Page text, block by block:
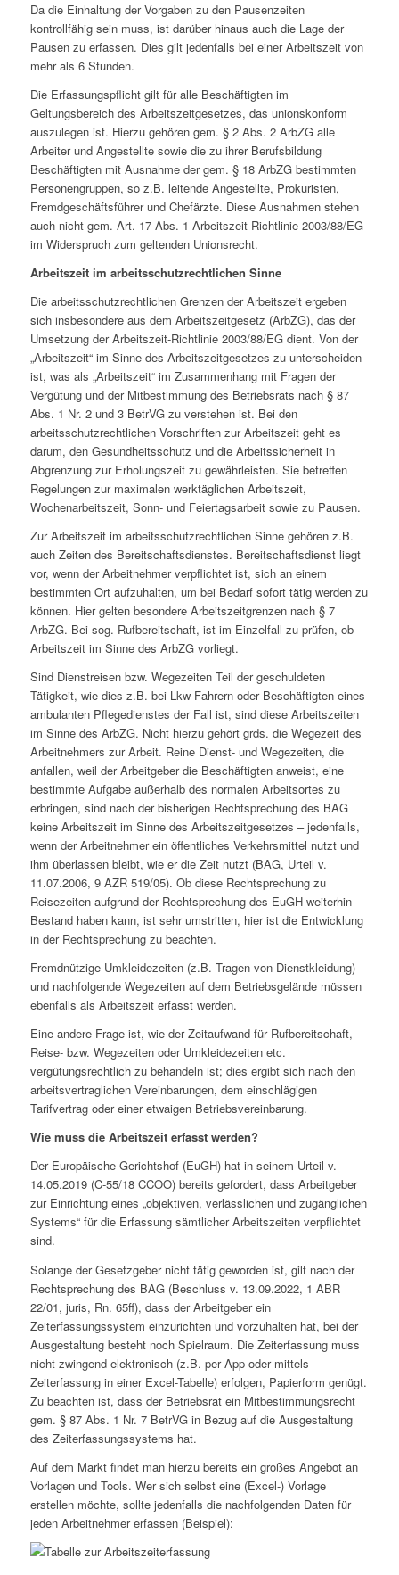
Da die Einhaltung der Vorgaben zu den Pausenzeiten
kontrollfähig sein muss, ist darüber hinaus auch die Lage der
Pausen zu erfassen. Dies gilt jedenfalls bei einer Arbeitszeit von
mehr als 6 Stunden.
Die Erfassungspflicht gilt für alle Beschäftigten im
Geltungsbereich des Arbeitszeitgesetzes, das unionskonform
auszulegen ist. Hierzu gehören gem. § 2 Abs. 2 ArbZG alle
Arbeiter und Angestellte sowie die zu ihrer Berufsbildung
Beschäftigten mit Ausnahme der gem. § 18 ArbZG bestimmten
Personengruppen, so z.B. leitende Angestellte, Prokuristen,
Fremdgeschäftsführer und Chefärzte. Diese Ausnahmen stehen
auch nicht gem. Art. 17 Abs. 1 Arbeitszeit-Richtlinie 2003/88/EG
im Widerspruch zum geltenden Unionsrecht.
Arbeitszeit im arbeitsschutzrechtlichen Sinne
Die arbeitsschutzrechtlichen Grenzen der Arbeitszeit ergeben
sich insbesondere aus dem Arbeitszeitgesetz (ArbZG), das der
Umsetzung der Arbeitszeit-Richtlinie 2003/88/EG dient. Von der
„Arbeitszeit“ im Sinne des Arbeitszeitgesetzes zu unterscheiden
ist, was als „Arbeitszeit“ im Zusammenhang mit Fragen der
Vergütung und der Mitbestimmung des Betriebsrats nach § 87
Abs. 1 Nr. 2 und 3 BetrVG zu verstehen ist. Bei den
arbeitsschutzrechtlichen Vorschriften zur Arbeitszeit geht es
darum, den Gesundheitsschutz und die Arbeitssicherheit in
Abgrenzung zur Erholungszeit zu gewährleisten. Sie betreffen
Regelungen zur maximalen werktäglichen Arbeitszeit,
Wochenarbeitszeit, Sonn- und Feiertagsarbeit sowie zu Pausen.
Zur Arbeitszeit im arbeitsschutzrechtlichen Sinne gehören z.B.
auch Zeiten des Bereitschaftsdienstes. Bereitschaftsdienst liegt
vor, wenn der Arbeitnehmer verpflichtet ist, sich an einem
bestimmten Ort aufzuhalten, um bei Bedarf sofort tätig werden zu
können. Hier gelten besondere Arbeitszeitgrenzen nach § 7
ArbZG. Bei sog. Rufbereitschaft, ist im Einzelfall zu prüfen, ob
Arbeitszeit im Sinne des ArbZG vorliegt.
Sind Dienstreisen bzw. Wegezeiten Teil der geschuldeten
Tätigkeit, wie dies z.B. bei Lkw-Fahrern oder Beschäftigten eines
ambulanten Pflegedienstes der Fall ist, sind diese Arbeitszeiten
im Sinne des ArbZG. Nicht hierzu gehört grds. die Wegezeit des
Arbeitnehmers zur Arbeit. Reine Dienst- und Wegezeiten, die
anfallen, weil der Arbeitgeber die Beschäftigten anweist, eine
bestimmte Aufgabe außerhalb des normalen Arbeitsortes zu
erbringen, sind nach der bisherigen Rechtsprechung des BAG
keine Arbeitszeit im Sinne des Arbeitszeitgesetzes – jedenfalls,
wenn der Arbeitnehmer ein öffentliches Verkehrsmittel nutzt und
ihm überlassen bleibt, wie er die Zeit nutzt (BAG, Urteil v.
11.07.2006, 9 AZR 519/05). Ob diese Rechtsprechung zu
Reisezeiten aufgrund der Rechtsprechung des EuGH weiterhin
Bestand haben kann, ist sehr umstritten, hier ist die Entwicklung
in der Rechtsprechung zu beachten.
Fremdnützige Umkleidezeiten (z.B. Tragen von Dienstkleidung)
und nachfolgende Wegezeiten auf dem Betriebsgelände müssen
ebenfalls als Arbeitszeit erfasst werden.
Eine andere Frage ist, wie der Zeitaufwand für Rufbereitschaft,
Reise- bzw. Wegezeiten oder Umkleidezeiten etc.
vergütungsrechtlich zu behandeln ist; dies ergibt sich nach den
arbeitsvertraglichen Vereinbarungen, dem einschlägigen
Tarifvertrag oder einer etwaigen Betriebsvereinbarung.
Wie muss die Arbeitszeit erfasst werden?
Der Europäische Gerichtshof (EuGH) hat in seinem Urteil v.
14.05.2019 (C-55/18 CCOO) bereits gefordert, dass Arbeitgeber
zur Einrichtung eines „objektiven, verlässlichen und zugänglichen
Systems“ für die Erfassung sämtlicher Arbeitszeiten verpflichtet
sind.
Solange der Gesetzgeber nicht tätig geworden ist, gilt nach der
Rechtsprechung des BAG (Beschluss v. 13.09.2022, 1 ABR
22/01, juris, Rn. 65ff), dass der Arbeitgeber ein
Zeiterfassungssystem einzurichten und vorzuhalten hat, bei der
Ausgestaltung besteht noch Spielraum. Die Zeiterfassung muss
nicht zwingend elektronisch (z.B. per App oder mittels
Zeiterfassung in einer Excel-Tabelle) erfolgen, Papierform genügt.
Zu beachten ist, dass der Betriebsrat ein Mitbestimmungsrecht
gem. § 87 Abs. 1 Nr. 7 BetrVG in Bezug auf die Ausgestaltung
des Zeiterfassungssystems hat.
Auf dem Markt findet man hierzu bereits ein großes Angebot an
Vorlagen und Tools. Wer sich selbst eine (Excel-) Vorlage
erstellen möchte, sollte jedenfalls die nachfolgenden Daten für
jeden Arbeitnehmer erfassen (Beispiel):